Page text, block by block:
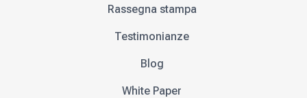
Rassegna stampa
Testimonianze
Blog
White Paper